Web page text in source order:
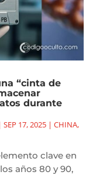
“cinta de
durante
SEP 17, 2025| CHINA,
clave en
años 80 y 90,